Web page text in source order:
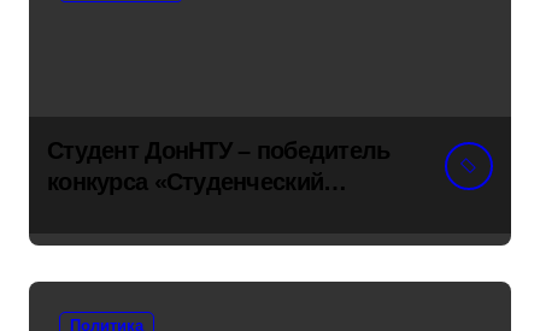
Студент ДонНТУ – победитель
конкурса «Студенческий
Политика